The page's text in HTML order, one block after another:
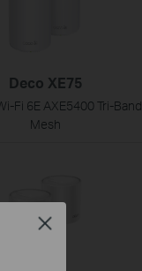
Deco XE75
Fi 6E AXE5400 Tri-Band
Mesh
Close